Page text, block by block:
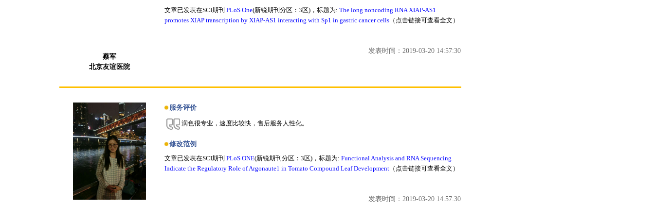
蔡军
北京友谊医院
文章已发表在SCI期刊 PLoS One(新锐期刊分区：3区)，标题为: The long noncoding RNA XIAP-AS1
promotes XIAP transcription by XIAP-AS1 interacting with Sp1 in gastric cancer cells （点击链接可查看全文）
发表时间：2019-03-20 14:57:30
服务评价
润色很专业，速度比较快，售后服务人性化。
修改范例
文章已发表在SCI期刊 PLoS ONE(新锐期刊分区：3区)，标题为: Functional Analysis and RNA Sequencing
Indicate the Regulatory Role of Argonaute1 in Tomato Compound Leaf Development （点击链接可查看全文）
发表时间：2019-03-20 14:57:30